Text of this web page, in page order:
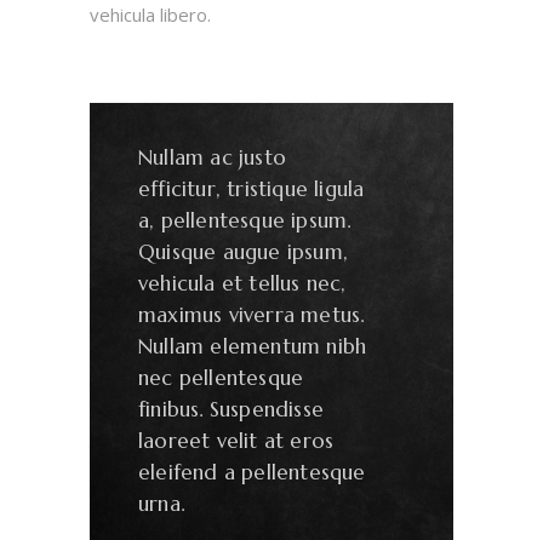
vehicula libero.
Nullam ac justo
efficitur, tristique ligula
a, pellentesque ipsum.
Quisque augue ipsum,
vehicula et tellus nec,
maximus viverra metus.
Nullam elementum nibh
nec pellentesque
finibus. Suspendisse
laoreet velit at eros
eleifend a pellentesque
urna.